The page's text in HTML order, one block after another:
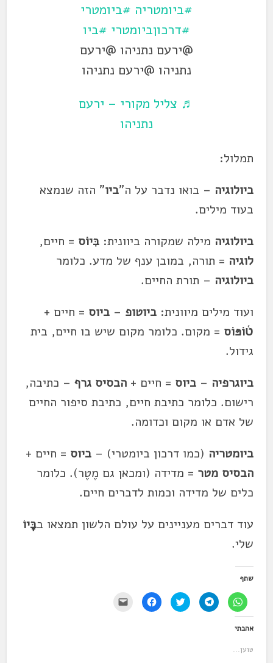
#ביומטריה #ביומטרי
#דרכוןביומטרי #ביו
@ירעם נתניהו @ירעם
נתניהו @ירעם נתניהו
♬ צליל מקורי – ירעם
נתניהו
תמלול:
ביולוגיה – בואו נדבר על ה"ביו" הזה שנמצא
בעוד מילים.
ביולוגיה מילה שמקורה ביוונית:בִּיוֹס = חיים,
לוגיה = תורה, במובן ענף של מדע. כלומר
ביולוגיה – תורת החיים.
ועוד מילים מיוונית:ביוטופ –ביוס = חיים +
ט֫וֹפּוֹס = מקום. כלומר מקום שיש בו חיים, בית
גידול.
ביוגרפיה –ביוס = חיים +הבסיס גרף – כתיבה,
רישום. כלומר כתיבת חיים, כתיבת סיפור החיים
של אדם או מקום וכדומה.
ביומטריה (כמו דרכון ביומטרי) –ביוס = חיים +
הבסיס מטר = מדידה (ומכאן גם מֶטֶר). כלומר
כלים של מדידה וכמות לדברים חיים.
עוד דברים מעניינים על עולם הלשון תמצאו בבָּיו
שלי.
שתף
ל
ח
ל
ח
ל
ח
ל
ח
אהבתי
טוען...